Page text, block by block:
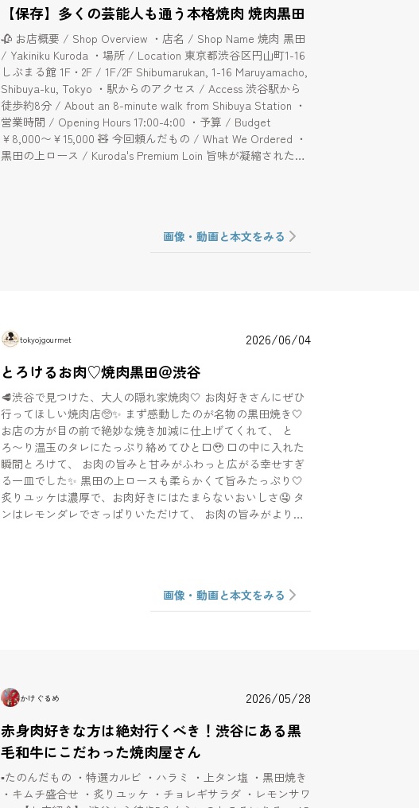
【保存】多くの芸能人も通う本格焼肉 焼肉黒田
🥀 お店概要 / Shop Overview ・店名 / Shop Name 焼肉 黒田
/ Yakiniku Kuroda ・場所 / Location 東京都渋谷区円山町1-16
しぶまる館 1F・2F / 1F/2F Shibumarukan, 1-16 Maruyamacho,
Shibuya-ku, Tokyo ・駅からのアクセス / Access 渋谷駅から
徒歩約8分 / About an 8-minute walk from Shibuya Station ・
営業時間 / Opening Hours 17:00-4:00 ・予算 / Budget
￥8,000〜￥15,000 🧸 今回頼んだもの / What We Ordered ・
黒田の上ロース / Kuroda's Premium Loin 旨味が凝縮された肉
絡む贅沢な一皿。 / A luxurious dish perfectly paired with
画像・動画と本文をみる
tokyojgourmet 2026/06/04
とろけるお肉♡焼肉黒田＠渋谷
🥩渋谷で見つけた、大人の隠れ家焼肉🤍 お肉好きさんにぜひ
行ってほしい焼肉店🥺✨ まず感動したのが名物の黒田焼き🤍
お店の方が目の前で絶妙な焼き加減に仕上げてくれて、 と
ろ〜り温玉のタレにたっぷり絡めてひと口🥹 口の中に入れた
瞬間とろけて、 お肉の旨みと甘みがふわっと広がる幸せすぎ
る一皿でした✨ 黒田の上ロースも柔らかくて旨みたっぷり🤍
炙りユッケは濃厚で、お肉好きにはたまらないおいしさ🤤 タ
ンはレモンダレでさっぱりいただけて、 お肉の旨みがより引
画像・動画と本文をみる
かけぐるめ 2026/05/28
赤身肉好きな方は絶対行くべき！渋谷にある黒
毛和牛にこだわった焼肉屋さん
▪️たのんだもの ・特選カルビ ・ハラミ ・上タン塩 ・黒田焼き
・キムチ盛合せ ・炙りユッケ ・チョレギサラダ ・レモンサワ